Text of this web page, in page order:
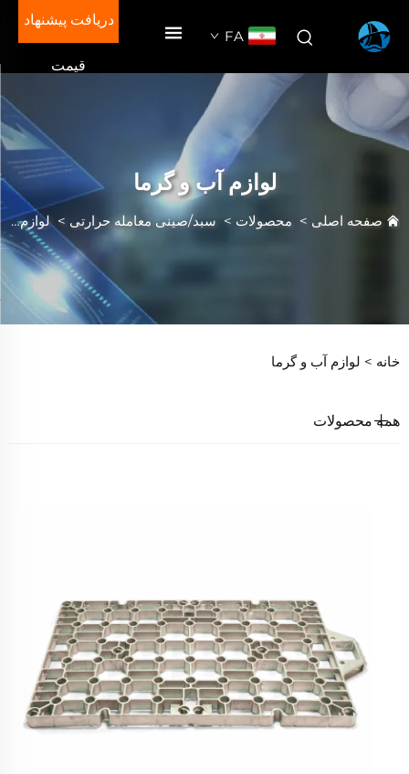
FA
دریافت پیشنهاد
قیمت
لوازم آب و گرما
صفحه اصلی > محصولات > سبد/صینی معامله حرارتی >لوازم آب و گرما
خانه > لوازم آب و گرما
همه محصولات